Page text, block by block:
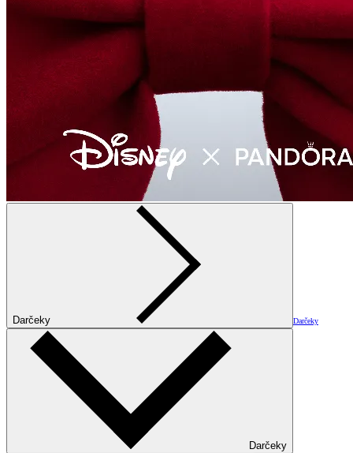
Darčeky Darčeky
Darčeky